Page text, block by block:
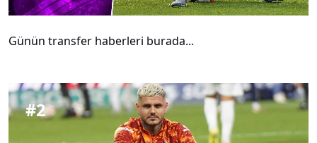
Günün transfer haberleri burada...
#2